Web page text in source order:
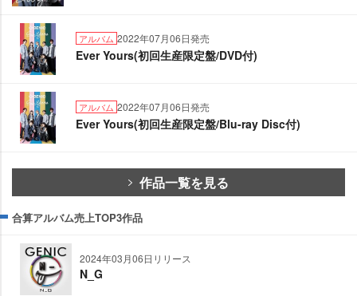
アルバム 2022年07月06日発売
Ever Yours(初回生産限定盤/DVD付)
アルバム 2022年07月06日発売
Ever Yours(初回生産限定盤/Blu-ray Disc付)
作品一覧を見る
合算アルバム売上TOP3作品
2024年03月06日リリース
N_G